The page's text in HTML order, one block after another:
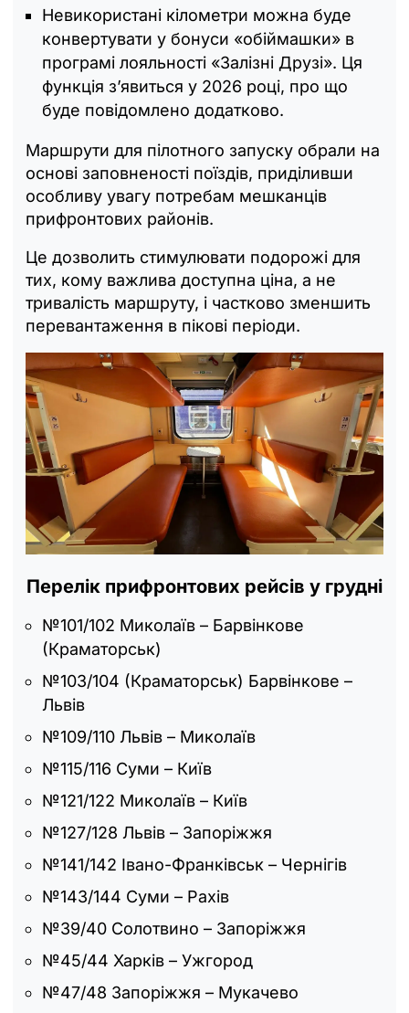
Невикористані кілометри можна буде
конвертувати у бонуси «обіймашки» в
програмі лояльності «Залізні Друзі». Ця
функція з’явиться у 2026 році, про що
буде повідомлено додатково.
Маршрути для пілотного запуску обрали на
основі заповненості поїздів, приділивши
особливу увагу потребам мешканців
прифронтових районів.
Це дозволить стимулювати подорожі для
тих, кому важлива доступна ціна, а не
тривалість маршруту, і частково зменшить
перевантаження в пікові періоди.
Перелік прифронтових рейсів у грудні
№101/102 Миколаїв – Барвінкове
(Краматорськ)
№103/104 (Краматорськ) Барвінкове –
Львів
№109/110 Львів – Миколаїв
№115/116 Суми – Київ
№121/122 Миколаїв – Київ
№127/128 Львів – Запоріжжя
№141/142 Івано-Франківськ – Чернігів
№143/144 Суми – Рахів
№39/40 Солотвино – Запоріжжя
№45/44 Харків – Ужгород
№47/48 Запоріжжя – Мукачево